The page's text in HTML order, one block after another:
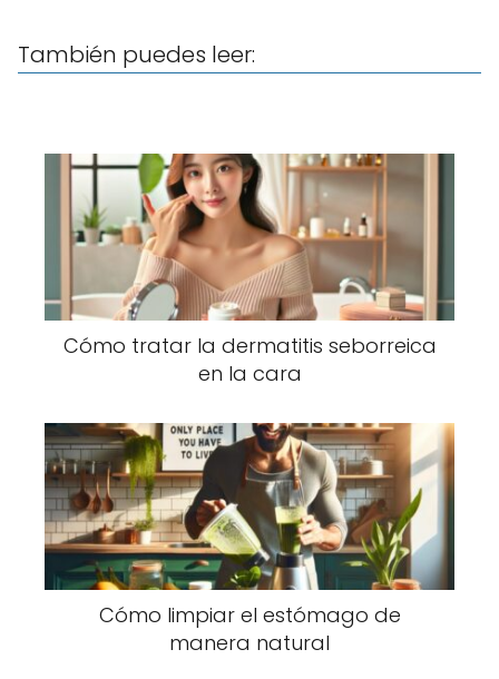
También puedes leer:
Cómo tratar la dermatitis seborreica
en la cara
Cómo limpiar el estómago de
manera natural